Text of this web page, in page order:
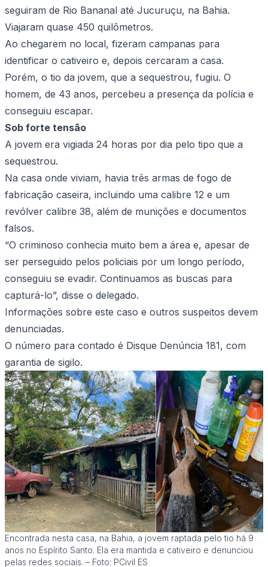
seguiram de Rio Bananal até Jucuruçu, na Bahia.
Viajaram quase 450 quilômetros.
Ao chegarem no local, fizeram campanas para
identificar o cativeiro e, depois cercaram a casa.
Porém, o tio da jovem, que a sequestrou, fugiu. O
homem, de 43 anos, percebeu a presença da polícia e
conseguiu escapar.
Sob forte tensão
A jovem era vigiada 24 horas por dia pelo tipo que a
sequestrou.
Na casa onde viviam, havia três armas de fogo de
fabricação caseira, incluindo uma calibre 12 e um
revólver calibre 38, além de munições e documentos
falsos.
“O criminoso conhecia muito bem a área e, apesar de
ser perseguido pelos policiais por um longo período,
conseguiu se evadir. Continuamos as buscas para
capturá-lo”, disse o delegado.
Informações sobre este caso e outros suspeitos devem
denunciadas.
O número para contado é Disque Denúncia 181, com
garantia de sigilo.
Encontrada nesta casa, na Bahia, a jovem raptada pelo tio há 9
anos no Espírito Santo. Ela era mantida e cativeiro e denunciou
pelas redes sociais. – Foto: PCivil ES